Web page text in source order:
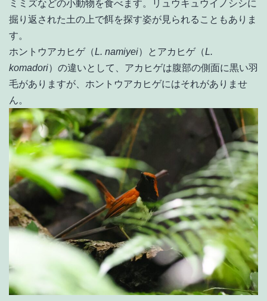
ミミズなどの小動物を食べます。リュウキュウイノシシに
掘り返された土の上で餌を探す姿が見られることもありま
す。
ホントウアカヒゲ（L. namiyei）とアカヒゲ（L.
komadori）の違いとして、アカヒゲは腹部の側面に黒い羽
毛がありますが、ホントウアカヒゲにはそれがありませ
ん。